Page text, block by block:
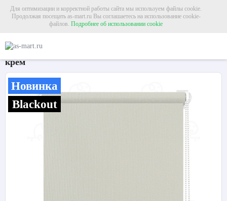
Для оптимизации и корректной работы сайта мы используем файлы cookie.
Продолжая посещать as-mart.ru Вы соглашаетесь на использование cookie-
файлов. Подробнее об использовании cookie
Рулонная штора «Мадагаскар XL» Фисташковый
крем
Новинка
Blackout